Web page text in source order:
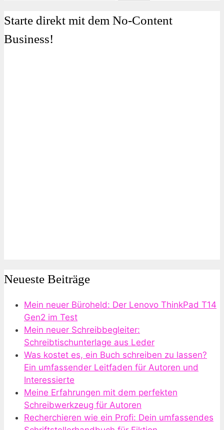
Starte direkt mit dem No-Content
Business!
Neueste Beiträge
Mein neuer Büroheld: Der Lenovo ThinkPad T14
Gen2 im Test
Mein neuer Schreibbegleiter:
Schreibtischunterlage aus Leder
Was kostet es, ein Buch schreiben zu lassen?
Ein umfassender Leitfaden für Autoren und
Interessierte
Meine Erfahrungen mit dem perfekten
Schreibwerkzeug für Autoren
Recherchieren wie ein Profi: Dein umfassendes